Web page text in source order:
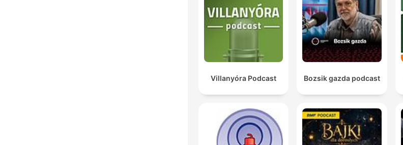
Villanyóra Podcast Bozsik gazda podcast